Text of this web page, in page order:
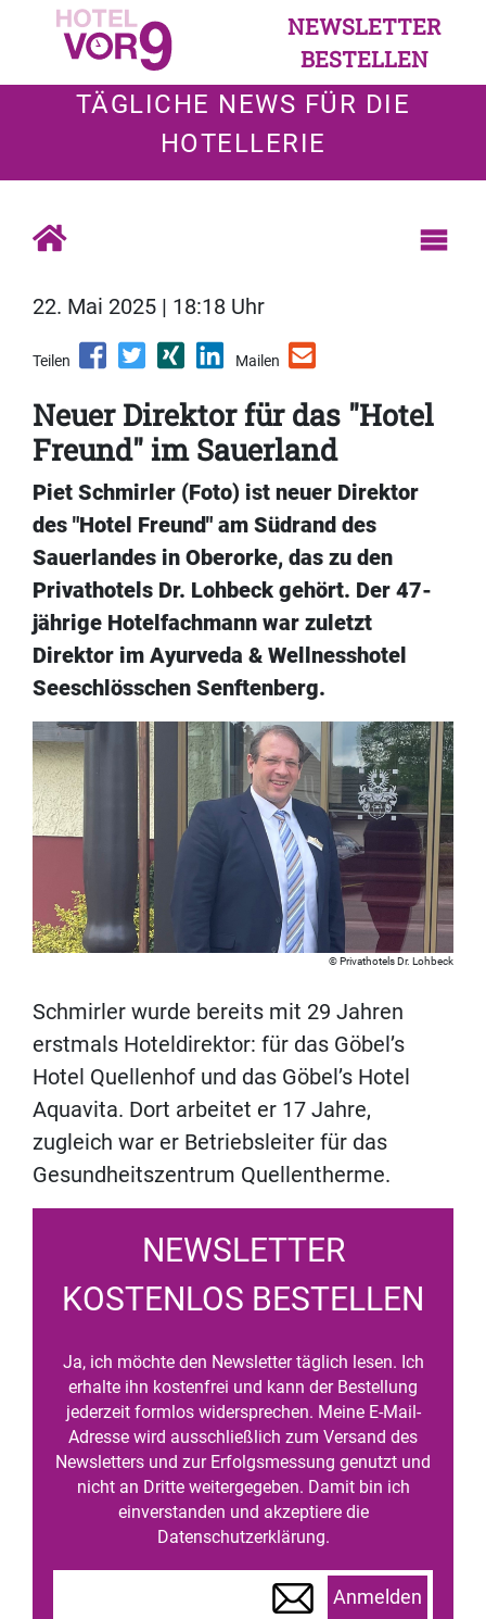
NEWSLETTER
BESTELLEN
TÄGLICHE NEWS FÜR DIE
HOTELLERIE
22. Mai 2025 | 18:18 Uhr
Teilen Mailen
Neuer Direktor für das "Hotel
Freund" im Sauerland
Piet Schmirler (Foto) ist neuer Direktor
des "Hotel Freund" am Südrand des
Sauerlandes in Oberorke, das zu den
Privathotels Dr. Lohbeck gehört. Der 47-
jährige Hotelfachmann war zuletzt
Direktor im Ayurveda & Wellnesshotel
Seeschlösschen Senftenberg.
Privathotels Dr. Lohbeck
Schmirler wurde bereits mit 29 Jahren
erstmals Hoteldirektor: für das Göbel’s
Hotel Quellenhof und das Göbel’s Hotel
Aquavita. Dort arbeitet er 17 Jahre,
zugleich war er Betriebsleiter für das
Gesundheitszentrum Quellentherme.
NEWSLETTER
KOSTENLOS BESTELLEN
Ja, ich möchte den Newsletter täglich lesen. Ich
erhalte ihn kostenfrei und kann der Bestellung
jederzeit formlos widersprechen. Meine E-Mail-
Adresse wird ausschließlich zum Versand des
Newsletters und zur Erfolgsmessung genutzt und
nicht an Dritte weitergegeben. Damit bin ich
einverstanden und akzeptiere die
Datenschutzerklärung.
Anmelden